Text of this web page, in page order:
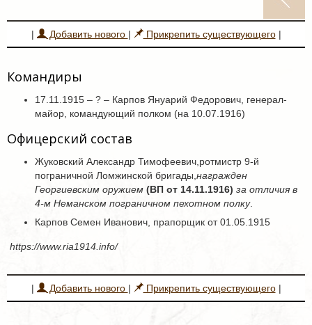
| Добавить нового | Прикрепить существующего|
Командиры
17.11.1915 – ? – Карпов Януарий Федорович, генерал-
майор, командующий полком (на 10.07.1916)
Офицерский состав
Жуковский Александр Тимофеевич,ротмистр 9-й
пограничной Ломжинской бригады, награжден
Георгиевским оружием (ВП от 14.11.1916) за отличия в
4-м Неманском пограничном пехотном полку.
Карпов Семен Иванович, прапорщик от 01.05.1915
https://www.ria1914.info/
| Добавить нового | Прикрепить существующего|